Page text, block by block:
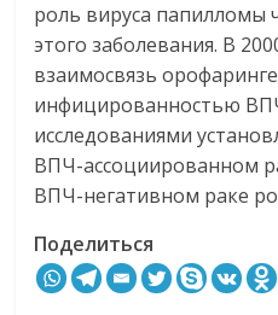
роль вируса папилломы
этого заболевания. В
взаимосвязь
инфицированностью
исследованиями
ВПЧ-ассоциированном
ВПЧ-негативном раке
Поделиться